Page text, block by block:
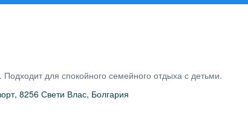
для спокойного семейного отдыха с детьми.
8256 Свети Влас, Болгария